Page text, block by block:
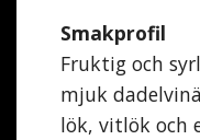
Smakprofil
Fruktig och
mjuk
lök, vitlök